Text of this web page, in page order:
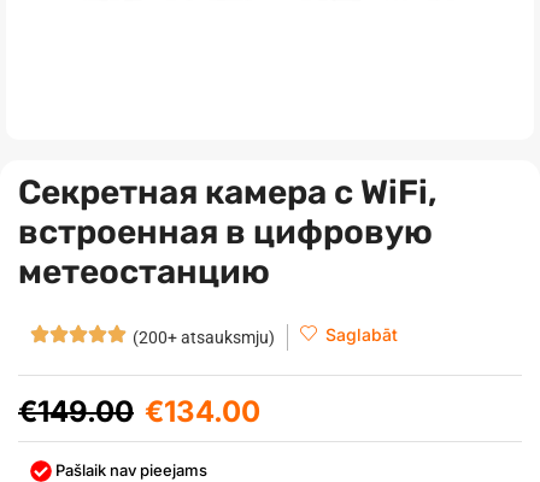
Секретная камера с WiFi,
встроенная в цифровую
метеостанцию
(200+ atsauksmju) Saglabāt
€149.00 €134.00
Pašlaik nav pieejams